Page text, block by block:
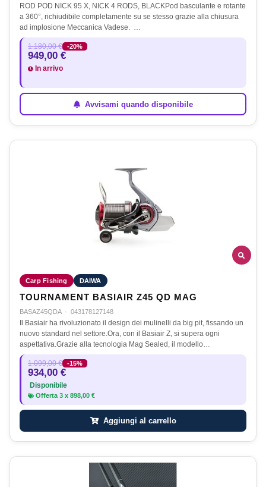
ROD POD NICK 95 X, NICK 4 RODS, BLACKPod basculante e rotante
a 360°, richiudibile completamente su se stesso grazie alla chiusura
ad implosione Meccanica Vadese. …
1.180,00 € -20%
949,00 €
In arrivo
Avvisami quando disponibile
Carp Fishing DAIWA
TOURNAMENT BASIAIR Z45 QD MAG
BASAZ45QDA · 043178127148
Il Basiair ha rivoluzionato il design dei mulinelli da big pit, fissando un
nuovo standard nel settore.Ora, con il Basiair Z, si supera ogni
aspettativa.Grazie alla tecnologia Mag Sealed, il modello…
1.099,00 € -15%
934,00 €
Disponibile
Offerta 3 x 898,00 €
Aggiungi al carrello